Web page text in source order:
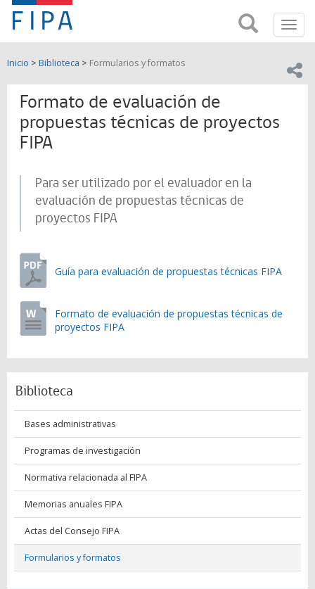
Fondo
de
Investigación
Pesquera
y
Acuicultura
(FIPA)-
SUBPESCA
FIPA;
Fondo
Investigación
pesquera
de
Acuicultira
Inicio > Biblioteca > Formularios y formatos
Formato de evaluación de
propuestas técnicas de proyectos
FIPA
Para ser utilizado por el evaluador en la
evaluación de propuestas técnicas de
proyectos FIPA
Guía para evaluación de propuestas técnicas FIPA
Formato de evaluación de propuestas técnicas de
proyectos FIPA
Biblioteca
Bases administrativas
Programas de investigación
Normativa relacionada al FIPA
Memorias anuales FIPA
Actas del Consejo FIPA
Formularios y formatos